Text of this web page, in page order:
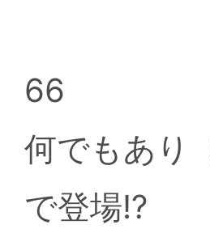
66
何でもあり
で登場!?